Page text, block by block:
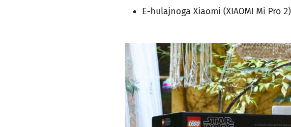
E-hulajnoga Xiaomi (XIAOMI Mi Pro 2)